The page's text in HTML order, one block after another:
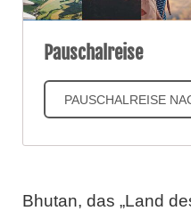
Pauschalreise
PAUSCHALREISE
Bhutan, das „Land